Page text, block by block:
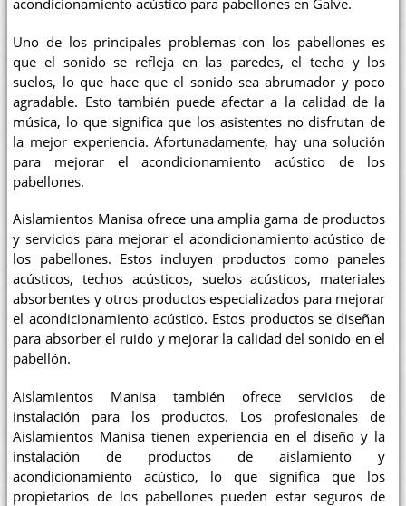
acondicionamiento acústico para pabellones en Galve.
Uno de los principales problemas con los pabellones es
que el sonido se refleja en las paredes, el techo y los
suelos, lo que hace que el sonido sea abrumador y poco
agradable. Esto también puede afectar a la calidad de la
música, lo que significa que los asistentes no disfrutan de
la mejor experiencia. Afortunadamente, hay una solución
para mejorar el acondicionamiento acústico de los
pabellones.
Aislamientos Manisa ofrece una amplia gama de productos
y servicios para mejorar el acondicionamiento acústico de
los pabellones. Estos incluyen productos como paneles
acústicos, techos acústicos, suelos acústicos, materiales
absorbentes y otros productos especializados para mejorar
el acondicionamiento acústico. Estos productos se diseñan
para absorber el ruido y mejorar la calidad del sonido en el
pabellón.
Aislamientos Manisa también ofrece servicios de
instalación para los productos. Los profesionales de
Aislamientos Manisa tienen experiencia en el diseño y la
instalación de productos de aislamiento y
acondicionamiento acústico, lo que significa que los
propietarios de los pabellones pueden estar seguros de